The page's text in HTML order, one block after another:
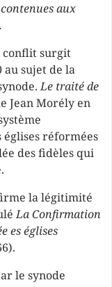
aux
conflit surgit
au sujet de la
Le traité de
Jean Morély en
réformées
des fidèles qui
la légitimité
La Confirmation
es églises
le synode